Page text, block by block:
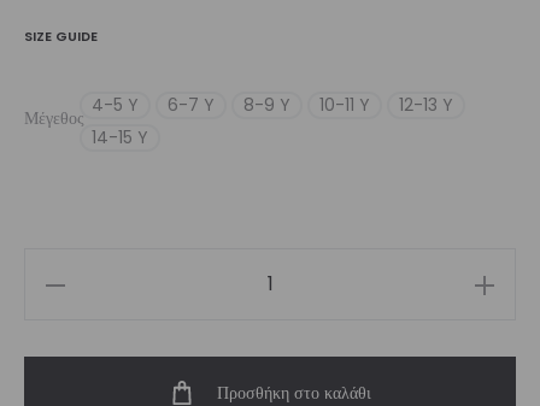
SIZE GUIDE
Μέγεθος
4-5 Y 6-7 Y 8-9 Y 10-11 Y
12-13 Y
14-15 Y
Προσθήκη στο καλάθι